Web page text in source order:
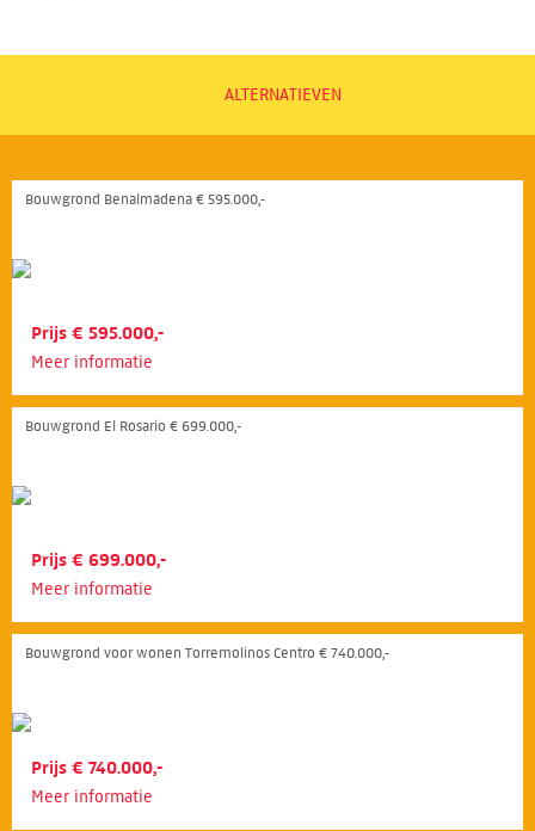
ALTERNATIEVEN
Bouwgrond Benalmádena € 595.000,-
Prijs € 595.000,-
Meer informatie
Bouwgrond El Rosario € 699.000,-
Prijs € 699.000,-
Meer informatie
Bouwgrond voor wonen Torremolinos Centro € 740.000,-
Prijs € 740.000,-
Meer informatie